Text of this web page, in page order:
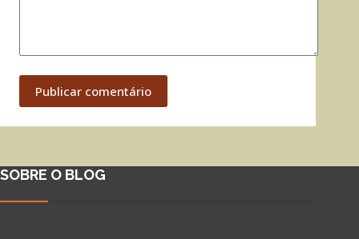
Publicar comentário
SOBRE O BLOG